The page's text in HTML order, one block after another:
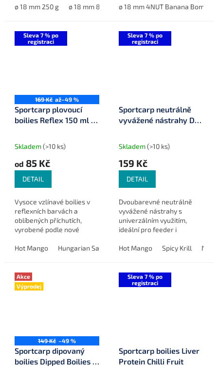
ø 18 mm 250 g
ø 18 mm 800 g ø 20 mm 800 g ø 24 mm
ø 18 mm 4NUT Banana Bomb
Sleva 7 % po
registraci
169 Kč až–49 %
Sportcarp plovoucí
boilies Reflex 150 ml ø
Skladem(>10 ks)
od 85 Kč
DETAIL
Vysoce vzlínavé boilies v
reflexních barvách a
oblíbených příchutích,
vyrobené podle nové
technologie pro maximální
Hot Mango Hungarian Sausage (maďarská klobása) Squid &
Sleva 7 % po
registraci
Sportcarp neutrálně
vyvážené nástrahy Duo
Skladem(>10 ks)
159 Kč
DETAIL
Dvoubarevné neutrálně
vyvážené nástrahy s
univerzálním využitím,
ideální pro feeder i
podmínkách.
Hot Mango Spicy Krill
Akce
Výprodej
149 Kč –49 %
Sportcarp dipovaný
boilies Dipped Boilies ø
Sleva 7 % po
registraci
Sportcarp boilies Liver
Protein Chilli Fruit